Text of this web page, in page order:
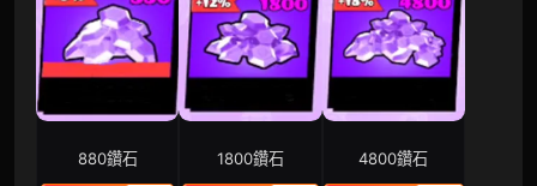
880鑽石 1800鑽石 4800鑽石